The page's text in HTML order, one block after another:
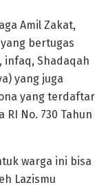
Amil Zakat,
bertugas
infaq, Shadaqah
yang juga
yang terdaftar
RI No. 730 Tahun
warga ini bisa
Lazismu